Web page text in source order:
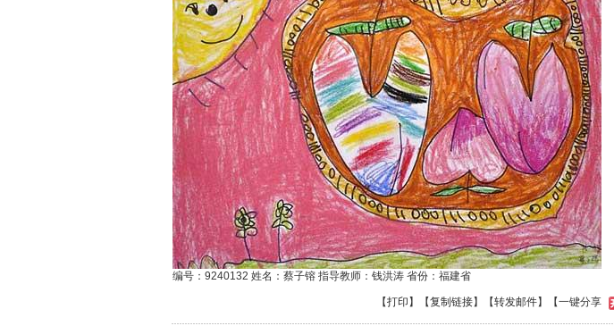
编号：9240132 姓名：蔡子镕 指导教师：钱洪涛 省份：福建省
【打印 】【复制链接】【转发邮件】 【一键分享